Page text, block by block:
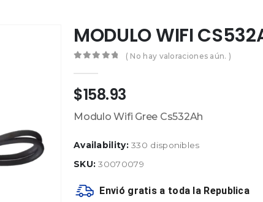
MODULO WIFI
( No hay valoraciones aún. )
$158.93
Modulo Wifi Gree Cs532Ah
Availability:330 disponibles
SKU:30070079
Envió gratis a toda la Republica